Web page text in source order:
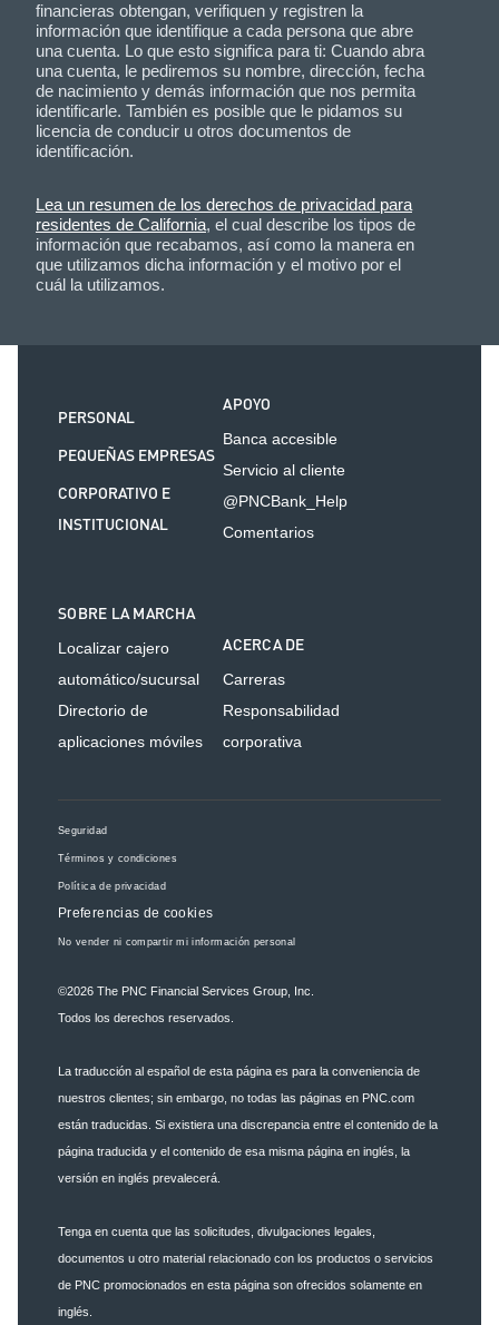
financieras obtengan, verifiquen y registren la
información que identifique a cada persona que abre
una cuenta. Lo que esto significa para ti: Cuando abra
una cuenta, le pediremos su nombre, dirección, fecha
de nacimiento y demás información que nos permita
identificarle. También es posible que le pidamos su
licencia de conducir u otros documentos de
identificación.
Lea un resumen de los derechos de privacidad para
residentes de California, el cual describe los tipos de
información que recabamos, así como la manera en
que utilizamos dicha información y el motivo por el
cuál la utilizamos.
PERSONAL
PEQUEÑAS EMPRESAS
CORPORATIVO E
INSTITUCIONAL
APOYO
Banca accesible
Servicio al cliente
@PNCBank_Help
Comentarios
SOBRE LA MARCHA
Localizar cajero
automático/sucursal
Directorio de
aplicaciones móviles
ACERCA DE
Carreras
Responsabilidad
corporativa
Seguridad
Términos y condiciones
Política de privacidad
Preferencias de cookies
No vender ni compartir mi información personal
©2026 The PNC Financial Services Group, Inc.
Todos los derechos reservados.
La traducción al español de esta página es para la conveniencia de
nuestros clientes; sin embargo, no todas las páginas en PNC.com
están traducidas. Si existiera una discrepancia entre el contenido de la
página traducida y el contenido de esa misma página en inglés, la
versión en inglés prevalecerá.
Tenga en cuenta que las solicitudes, divulgaciones legales,
documentos u otro material relacionado con los productos o servicios
de PNC promocionados en esta página son ofrecidos solamente en
inglés.